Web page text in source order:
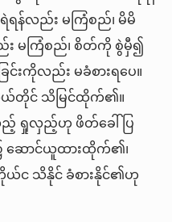
န်လည်း မကြံစည်၊ မိမိ
း မကြံစည်၊ စိတ်ကို စွဲမှီ၍
င်းကိုလည်း မခံစားရပေ။
တိုင် သိမြင်ထိုက်၏။
ည့် ရှုလှည့်ဟု ဖိတ်ခေါ်ပြ
ောင်ယူထားထိုက်၏၊
သိနိုင် ခံစားနိုင်၏ဟု